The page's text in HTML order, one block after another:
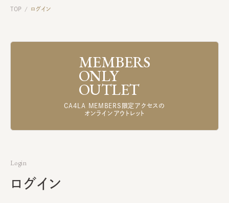
TOP / ログイン
MEMBERS
ONLY
OUTLET
CA4LA MEMBERS限定アクセスの
オンラインアウトレット
Login
ログイン